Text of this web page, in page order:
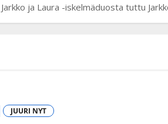
Jarkko ja Laura -iskelmäduosta tuttu
JUURI NYT